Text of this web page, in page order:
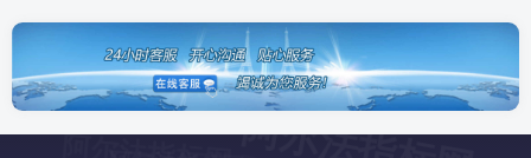
阿尔法指标网阿尔法指标网
阿尔法指标网